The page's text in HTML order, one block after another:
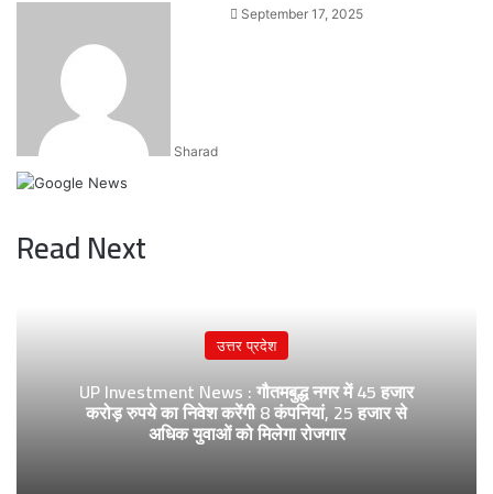
Sharad
SendSeptember 17, 2025
Read Next
उत्तर प्रदेश
UP Investment News : गौतमबुद्ध नगर में 45 हजार
करोड़ रुपये का निवेश करेंगी 8 कंपनियां, 25 हजार से
अधिक युवाओं को मिलेगा रोजगार